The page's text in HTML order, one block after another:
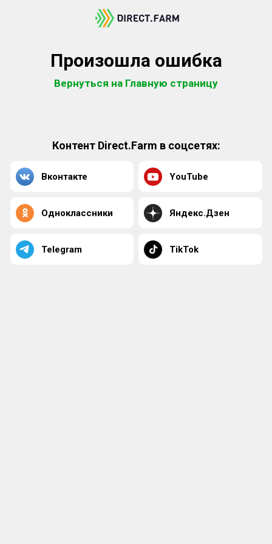
Произошла ошибка
Вернуться на Главную страницу
Контент Direct.Farm в соцсетях:
Вконтакте YouTube
Одноклассники Яндекс.Дзен
Telegram TikTok